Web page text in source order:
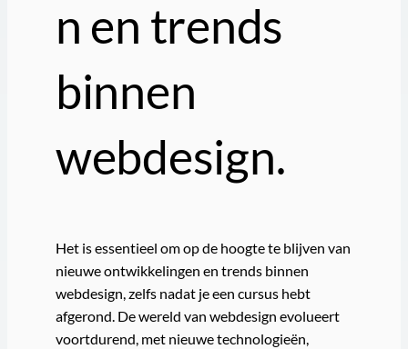
n en trends
binnen
webdesign.
Het is essentieel om op de hoogte te blijven van
nieuwe ontwikkelingen en trends binnen
webdesign, zelfs nadat je een cursus hebt
afgerond. De wereld van webdesign evolueert
voortdurend, met nieuwe technologieën,